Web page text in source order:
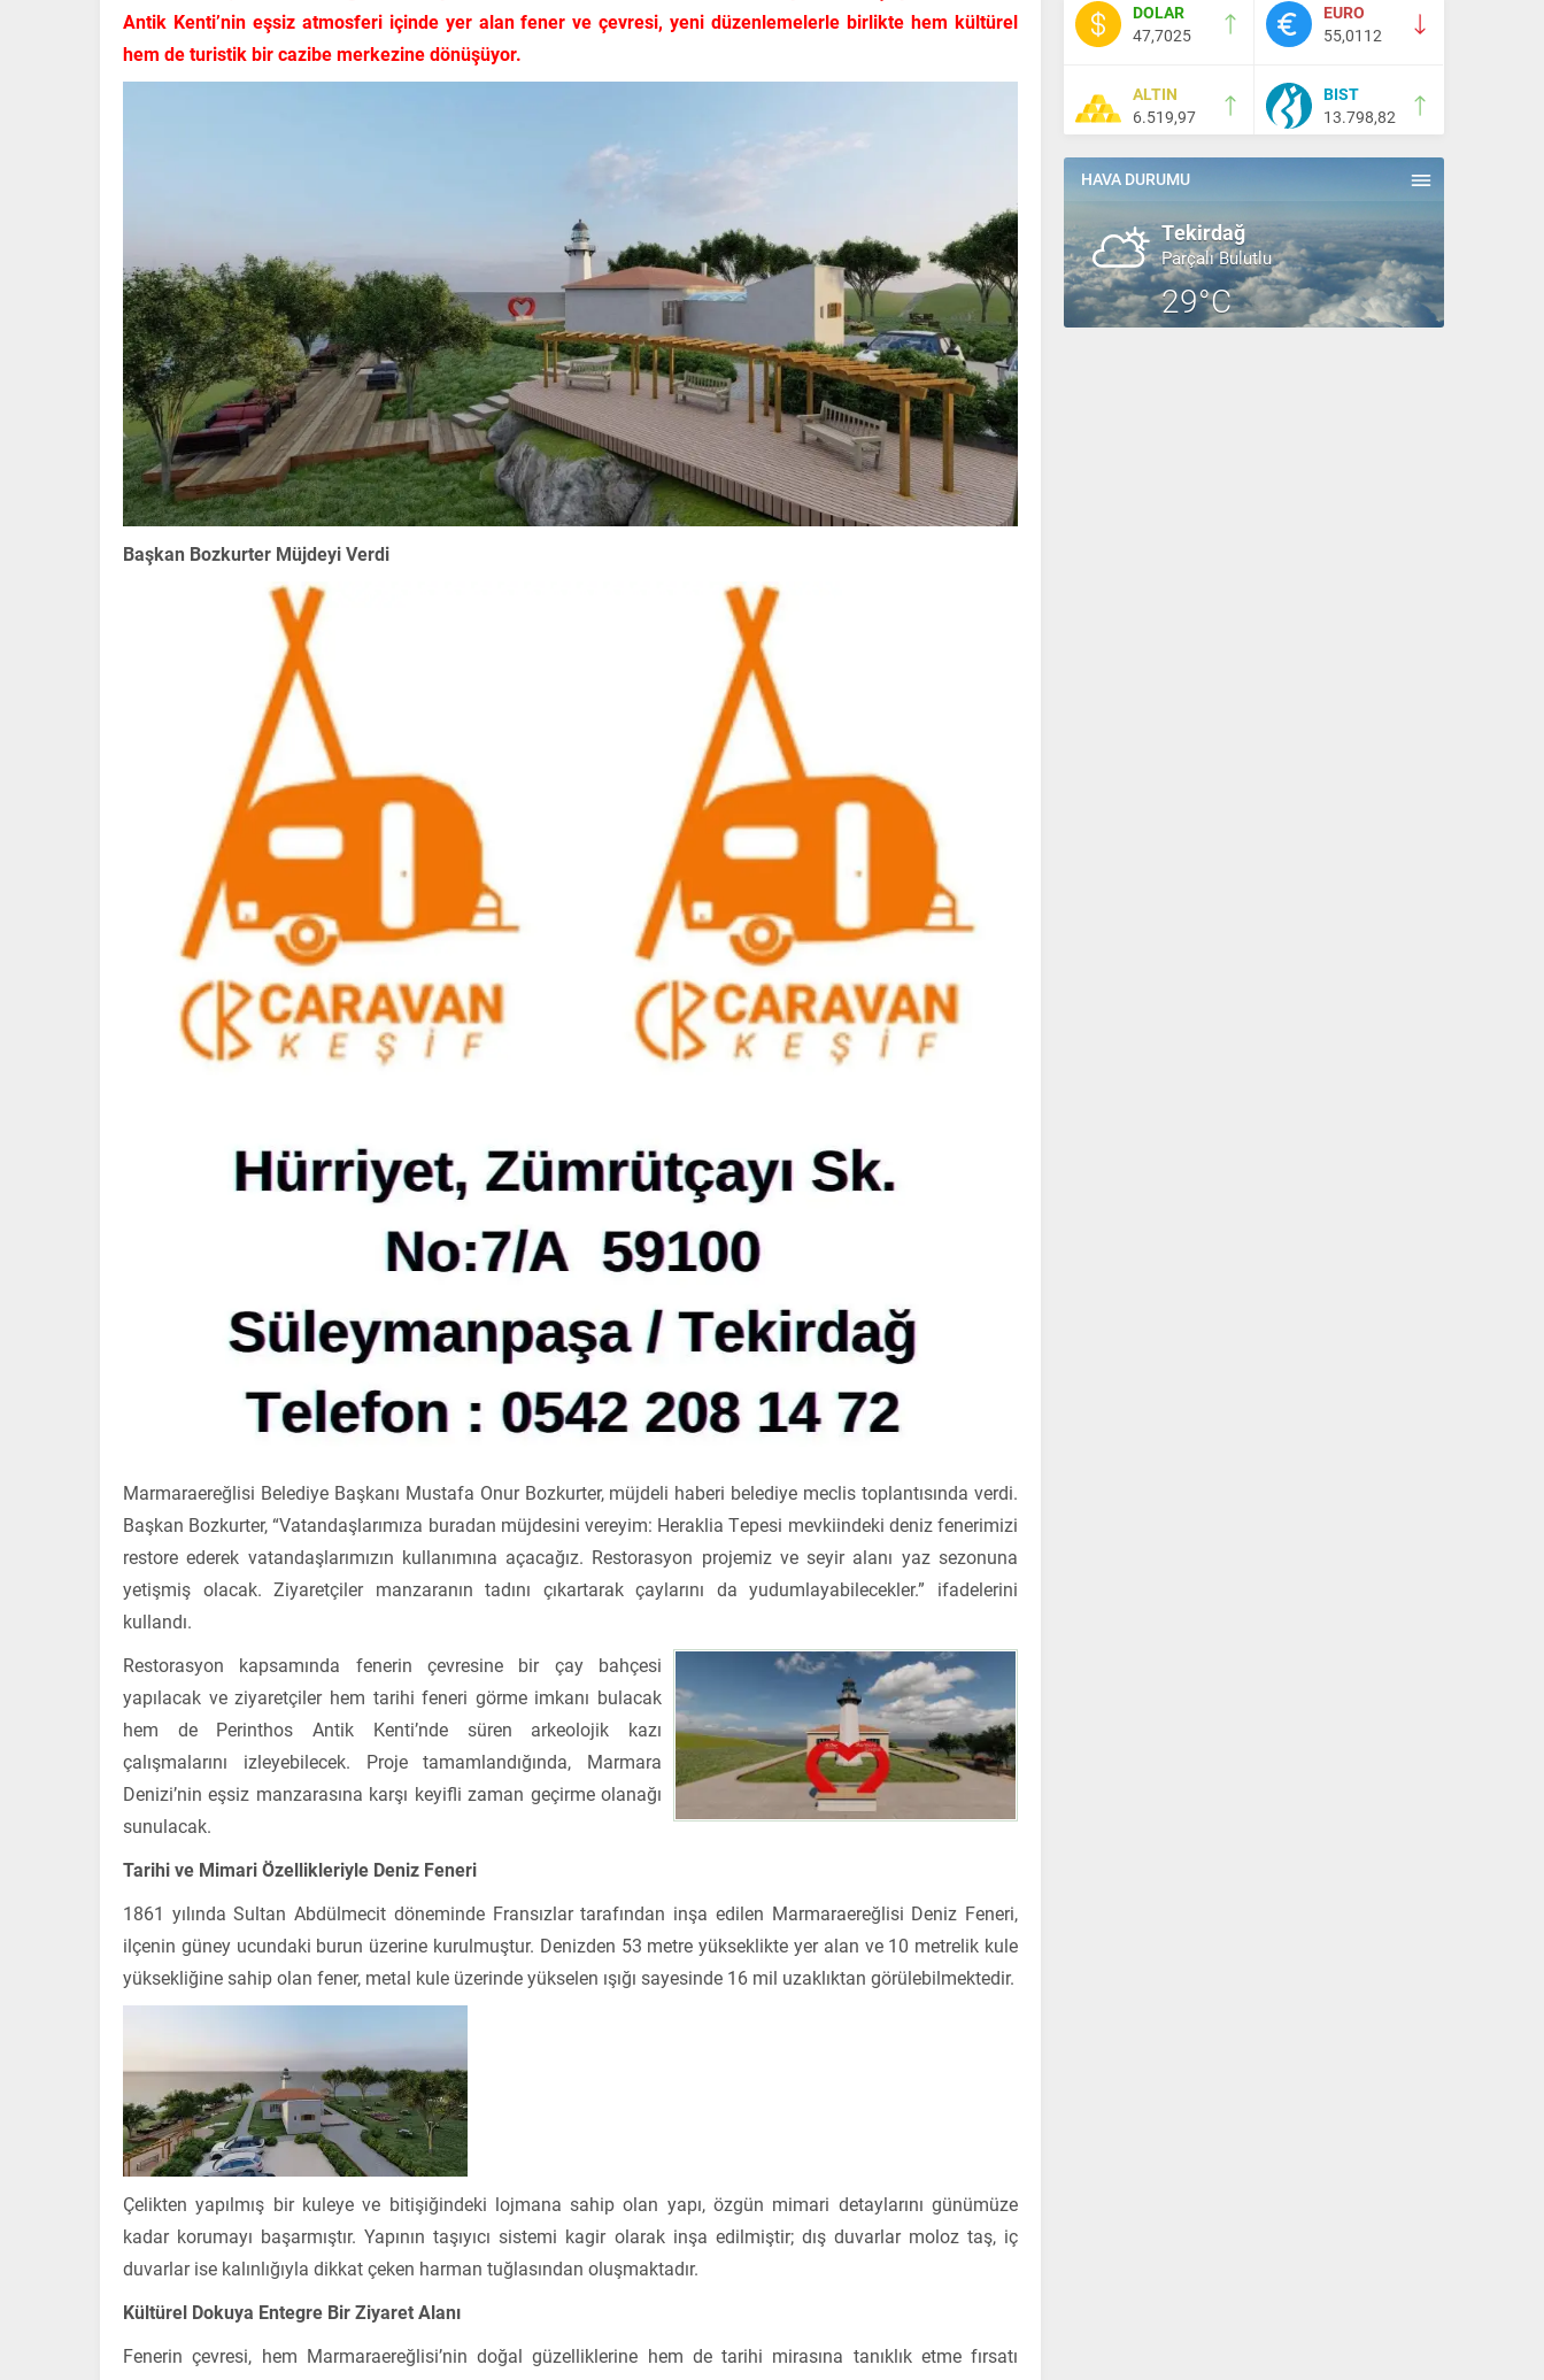
10 Mart 2023 21:36
HAYDİ TEKİRDAĞ MAÇA !!!!
Salih Canikli
5 Kasım 2024 19:54
TEKİRDAĞ İL EMNİYET
MÜDÜRÜMÜZE HAYIRLI OLSUN
ZİYARETİ.
DOLAR
47,7025
EURO
55,0112
ALTIN
6.519,97
BIST
13.798,82
HAVA DURUMU
Tekirdağ
Parçalı Bulutlu
29°C
Antik Kenti’nin eşsiz atmosferi içinde yer alan fener ve çevresi, yeni düzenlemelerle birlikte hem kültürel
hem de turistik bir cazibe merkezine dönüşüyor.
Başkan Bozkurter Müjdeyi Verdi
Marmaraereğlisi Belediye Başkanı Mustafa Onur Bozkurter, müjdeli haberi belediye meclis toplantısında verdi.
Başkan Bozkurter, “Vatandaşlarımıza buradan müjdesini vereyim: Heraklia Tepesi mevkiindeki deniz fenerimizi
restore ederek vatandaşlarımızın kullanımına açacağız. Restorasyon projemiz ve seyir alanı yaz sezonuna
yetişmiş olacak. Ziyaretçiler manzaranın tadını çıkartarak çaylarını da yudumlayabilecekler.” ifadelerini
kullandı.
Restorasyon kapsamında fenerin çevresine bir çay bahçesi
yapılacak ve ziyaretçiler hem tarihi feneri görme imkanı bulacak
hem de Perinthos Antik Kenti’nde süren arkeolojik kazı
çalışmalarını izleyebilecek. Proje tamamlandığında, Marmara
Denizi’nin eşsiz manzarasına karşı keyifli zaman geçirme olanağı
sunulacak.
Tarihi ve Mimari Özellikleriyle Deniz Feneri
1861 yılında Sultan Abdülmecit döneminde Fransızlar tarafından inşa edilen Marmaraereğlisi Deniz Feneri,
ilçenin güney ucundaki burun üzerine kurulmuştur. Denizden 53 metre yükseklikte yer alan ve 10 metrelik kule
yüksekliğine sahip olan fener, metal kule üzerinde yükselen ışığı sayesinde 16 mil uzaklıktan görülebilmektedir.
Çelikten yapılmış bir kuleye ve bitişiğindeki lojmana sahip olan yapı, özgün mimari detaylarını günümüze
kadar korumayı başarmıştır. Yapının taşıyıcı sistemi kagir olarak inşa edilmiştir; dış duvarlar moloz taş, iç
duvarlar ise kalınlığıyla dikkat çeken harman tuğlasından oluşmaktadır.
Kültürel Dokuya Entegre Bir Ziyaret Alanı
Fenerin çevresi, hem Marmaraereğlisi’nin doğal güzelliklerine hem de tarihi mirasına tanıklık etme fırsatı